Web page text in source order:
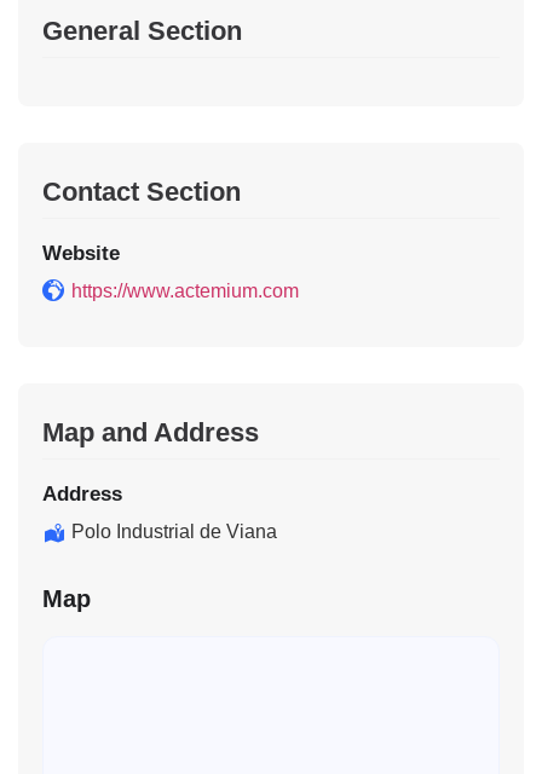
General Section
Contact Section
Website
https://www.actemium.com
Map and Address
Address
Polo Industrial de Viana
Map